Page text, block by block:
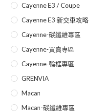
Cayenne E3 / Coupe
Cayenne E3 新交車攻略
Cayenne-碳纖維專區
Cayenne-買賣專區
Cayenne-輪框專區
GRENVIA
Macan
Macan-碳纖維專區